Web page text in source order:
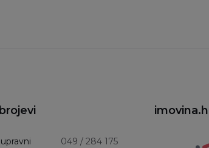
049 / 284 175